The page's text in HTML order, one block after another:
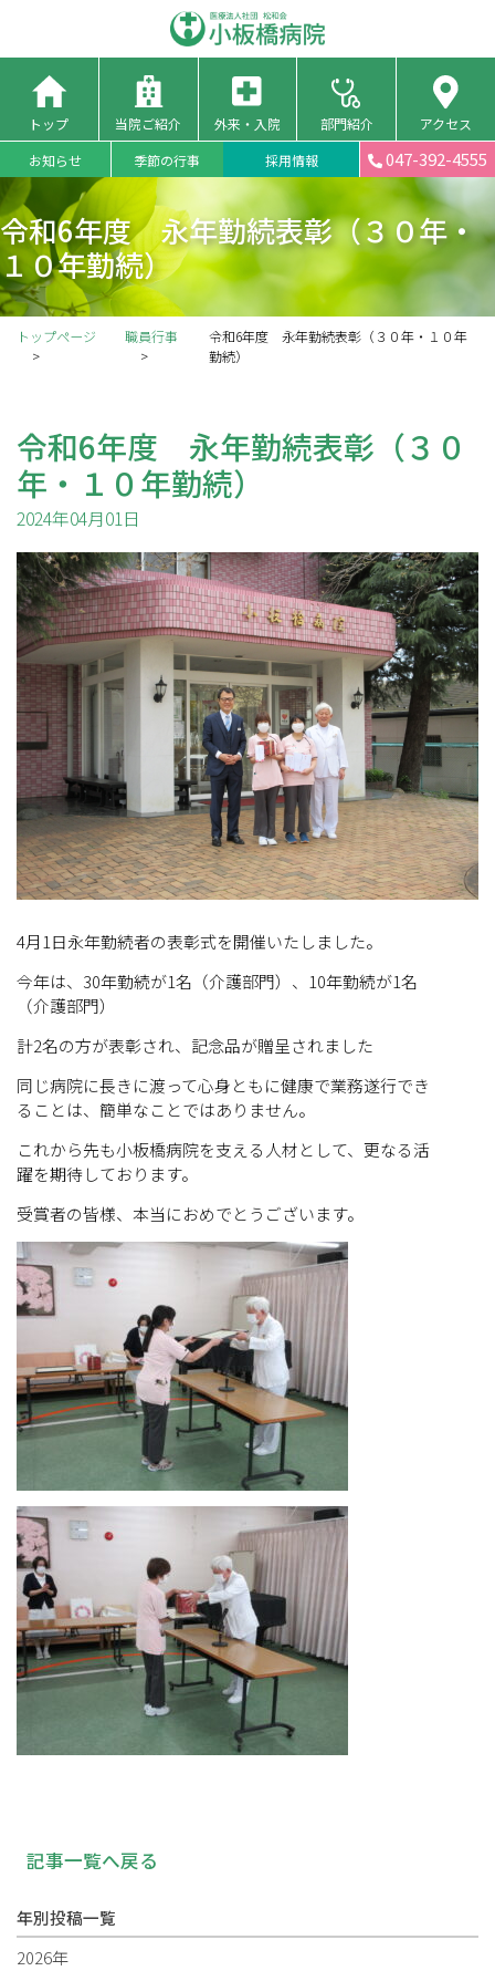
トップ 当院ご紹介 外来・入院 部門紹介
アクセス
お知らせ
季節の行事 採用情報 047-392-4555
令和6年度 永年勤続表彰（３０年・
１０年勤続）
トップページ 職員行事
令和6年度 永年勤続表彰（３０年・１０年
勤続）
令和6年度 永年勤続表彰（３０
年・１０年勤続）
2024年04月01日
4月1日永年勤続者の表彰式を開催いたしました。
今年は、30年勤続が1名（介護部門）、10年勤続が1名
（介護部門）
計2名の方が表彰され、記念品が贈呈されました
同じ病院に長きに渡って心身ともに健康で業務遂行でき
ることは、簡単なことではありません。
これから先も小板橋病院を支える人材として、更なる活
躍を期待しております。
受賞者の皆様、本当におめでとうございます。
記事一覧へ戻る
年別投稿一覧
2026年